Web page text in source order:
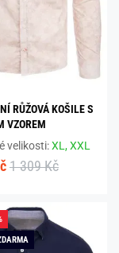
RŮŽOVÁ KOŠILE S
VZOREM
velikosti:XL,XXL
1 309 Kč